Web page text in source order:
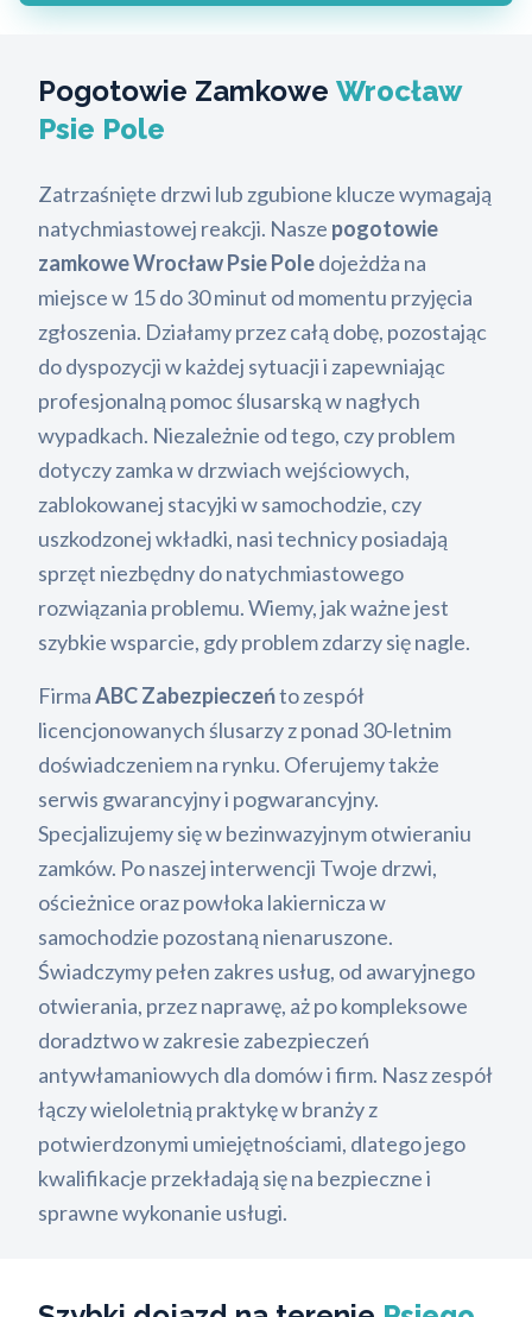
Pogotowie Zamkowe Wrocław
Psie Pole
Zatrzaśnięte drzwi lub zgubione klucze wymagają
natychmiastowej reakcji. Nasze pogotowie
zamkowe Wrocław Psie Poledojeżdża na
miejsce w 15 do 30 minut od momentu przyjęcia
zgłoszenia. Działamy przez całą dobę, pozostając
do dyspozycji w każdej sytuacji i zapewniając
profesjonalną pomoc ślusarską w nagłych
wypadkach. Niezależnie od tego, czy problem
dotyczy zamka w drzwiach wejściowych,
zablokowanej stacyjki w samochodzie, czy
uszkodzonej wkładki, nasi technicy posiadają
sprzęt niezbędny do natychmiastowego
rozwiązania problemu. Wiemy, jak ważne jest
szybkie wsparcie, gdy problem zdarzy się nagle.
FirmaABC Zabezpieczeńto zespół
licencjonowanych ślusarzy z ponad 30-letnim
doświadczeniem na rynku. Oferujemy także
serwis gwarancyjny i pogwarancyjny.
Specjalizujemy się w bezinwazyjnym otwieraniu
zamków. Po naszej interwencji Twoje drzwi,
ościeżnice oraz powłoka lakiernicza w
samochodzie pozostaną nienaruszone.
Świadczymy pełen zakres usług, od awaryjnego
otwierania, przez naprawę, aż po kompleksowe
doradztwo w zakresie zabezpieczeń
antywłamaniowych dla domów i firm. Nasz zespół
łączy wieloletnią praktykę w branży z
potwierdzonymi umiejętnościami, dlatego jego
kwalifikacje przekładają się na bezpieczne i
sprawne wykonanie usługi.